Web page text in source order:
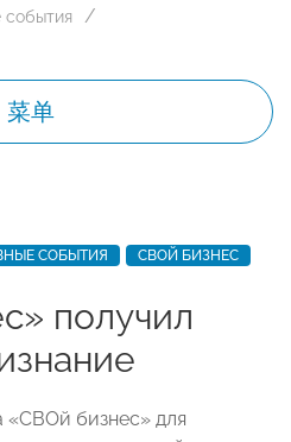
события
菜单
СОБЫТИЯ СВОЙ БИЗНЕС
получил
«СВОй бизнес» для